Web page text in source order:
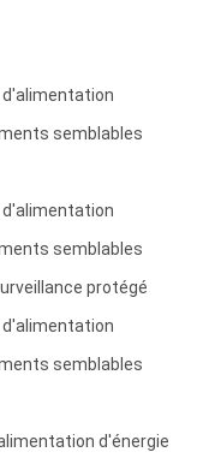
d'alimentation
semblables
d'alimentation
semblables
protégé
d'alimentation
semblables
d'énergie